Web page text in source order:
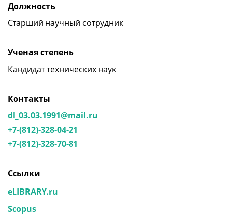
Должность
Старший научный сотрудник
Ученая степень
Кандидат технических наук
Контакты
dl_03.03.1991@mail.ru
+7-(812)-328-04-21
+7-(812)-328-70-81
Ссылки
eLIBRARY.ru
Scopus